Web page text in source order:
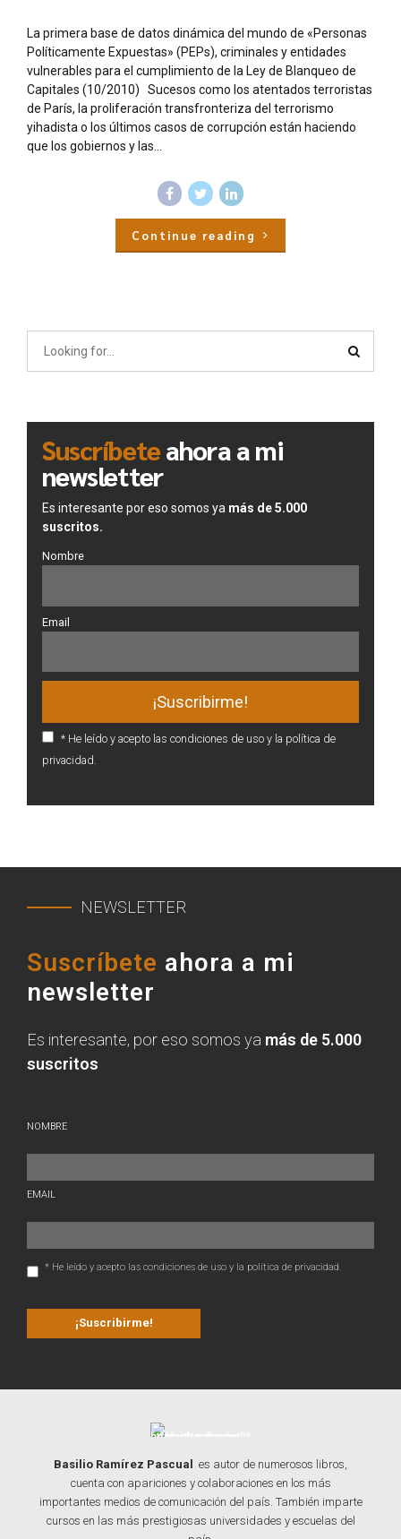
La primera base de datos dinámica del mundo de «Personas
Políticamente Expuestas» (PEPs), criminales y entidades
vulnerables para el cumplimiento de la Ley de Blanqueo de
Capitales (10/2010) Sucesos como los atentados terroristas
de París, la proliferación transfronteriza del terrorismo
yihadista o los últimos casos de corrupción están haciendo
que los gobiernos y las...
Continue reading
Suscríbeteahora a mi
newsletter
Es interesante por eso somos ya más de 5.000
suscritos.
Nombre
Email
* He leído y acepto las condiciones de uso y la política de
privacidad.
NEWSLETTER
Suscríbete ahora a mi
newsletter
Es interesante, por eso somos ya más de 5.000
suscritos
NOMBRE
EMAIL
* He leído y acepto las condiciones de uso y la política de privacidad.
Basilio Ramírez Pascual
es autor de numerosos libros,
cuenta con apariciones y colaboraciones en los más
importantes medios de comunicación del país. También imparte
cursos en las más prestigiosas universidades y escuelas del